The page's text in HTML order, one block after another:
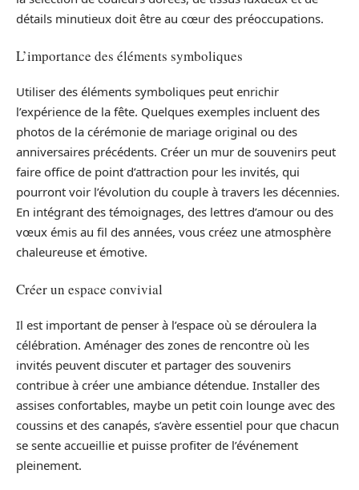
détails minutieux doit être au cœur des préoccupations.
L’importance des éléments symboliques
Utiliser des éléments symboliques peut enrichir
l’expérience de la fête. Quelques exemples incluent des
photos de la cérémonie de mariage original ou des
anniversaires précédents. Créer un mur de souvenirs peut
faire office de point d’attraction pour les invités, qui
pourront voir l’évolution du couple à travers les décennies.
En intégrant des témoignages, des lettres d’amour ou des
vœux émis au fil des années, vous créez une atmosphère
chaleureuse et émotive.
Créer un espace convivial
Il est important de penser à l’espace où se déroulera la
célébration. Aménager des zones de rencontre où les
invités peuvent discuter et partager des souvenirs
contribue à créer une ambiance détendue. Installer des
assises confortables, maybe un petit coin lounge avec des
coussins et des canapés, s’avère essentiel pour que chacun
se sente accueillie et puisse profiter de l’événement
pleinement.